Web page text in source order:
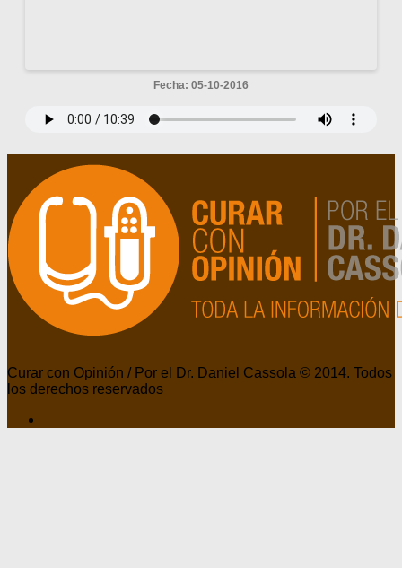
Fecha: 05-10-2016
Curar con Opinión / Por el Dr. Daniel Cassola © 2014. Todos
los derechos reservados